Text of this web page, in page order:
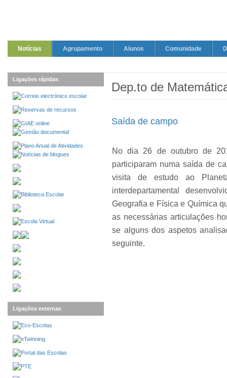
Notícias Agrupamento Alunos Comunidade
Dep.to de
Saída de campo
No dia 26 de outubro de
participaram numa saída de
visita de estudo ao
interdepartamental
Geografia e Física e Química
as necessárias articulações
se alguns dos aspetos
seguinte.
Ligações rápidas
Ligações externas